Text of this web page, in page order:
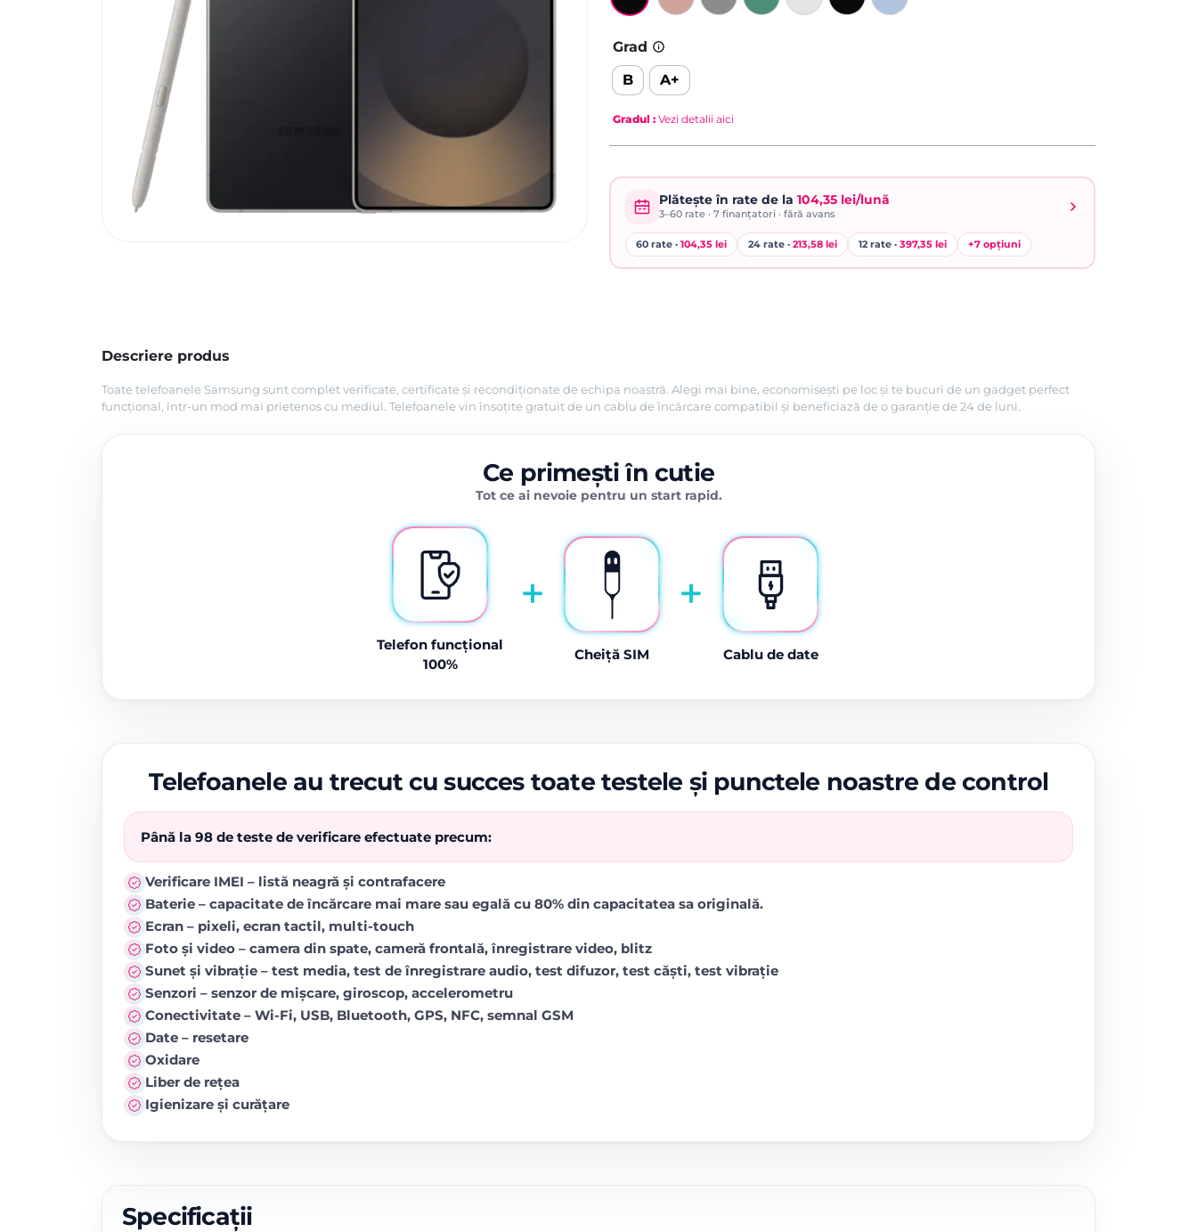
Grad
A+
B
Gradul : Vezi detalii aici
Plătește în rate de la 104,35 lei/lună
3–60rate · 7 finanțatori · fără avans
60 rate · 104,35 lei 24 rate · 213,58 lei 12 rate · 397,35 lei +7opțiuni
Descriere produs
Toate telefoanele Samsung sunt complet verificate, certificate și recondiționate de echipa noastră. Alegi mai bine, economisești pe loc și te bucuri de un gadget perfect
funcțional, într-un mod mai prietenos cu mediul. Telefoanele vin însoțite gratuit de un cablu de încărcare compatibil și beneficiază de o garanție de 24 de luni.
Ce primești în cutie
Tot ce ai nevoie pentru un start rapid.
Telefon funcțional
100%
+
Cheiță SIM
+
Cablu de date
Telefoanele au trecut cu succes toate testele și punctele noastre de control
Până la 98 de teste de verificare efectuate precum:
Verificare IMEI – listă neagră și contrafacere
Baterie – capacitate de încărcare mai mare sau egală cu 80% din capacitatea sa originală.
Ecran – pixeli, ecran tactil, multi-touch
Foto și video – camera din spate, cameră frontală, înregistrare video, blitz
Sunet și vibrație – test media, test de înregistrare audio, test difuzor, test căști, test vibrație
Senzori – senzor de mișcare, giroscop, accelerometru
Conectivitate – Wi-Fi, USB, Bluetooth, GPS, NFC, semnal GSM
Date – resetare
Oxidare
Liber de rețea
Igienizare și curățare
Specificații